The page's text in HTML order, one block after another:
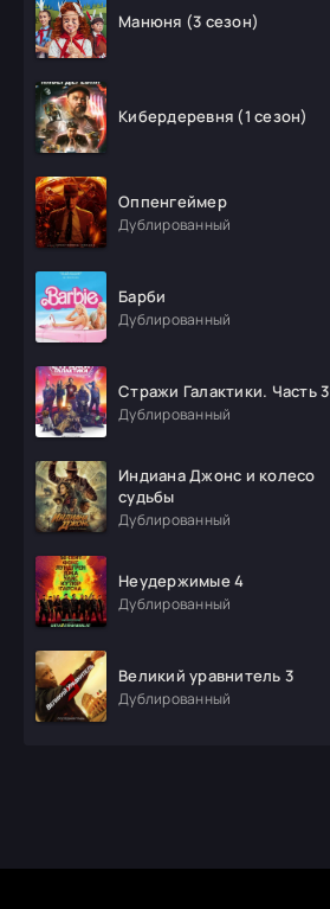
Манюня (3 сезон)
Кибердеревня (1 сезон)
Оппенгеймер
Дублированный
Барби
Дублированный
Стражи Галактики. Часть 3
Дублированный
Индиана Джонс и колесо
судьбы
Дублированный
Неудержимые 4
Дублированный
Великий уравнитель 3
Дублированный